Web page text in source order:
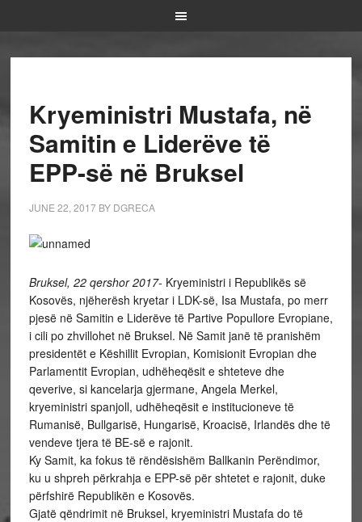
Kryeministri Mustafa, në
Samitin e Liderëve të
EPP-së në Bruksel
JUNE 22, 2017BY DGRECA
Bruksel, 22 qershor 2017- Kryeministri i Republikës së
Kosovës, njëherësh kryetar i LDK-së, Isa Mustafa, po merr
pjesë në Samitin e Liderëve të Partive Popullore Evropiane,
i cili po zhvillohet në Bruksel. Në Samit janë të pranishëm
presidentët e Këshillit Evropian, Komisionit Evropian dhe
Parlamentit Evropian, udhëheqësit e shteteve dhe
qeverive, si kancelarja gjermane, Angela Merkel,
kryeministri spanjoll, udhëheqësit e institucioneve të
Rumanisë, Bullgarisë, Hungarisë, Kroacisë, Irlandës dhe të
vendeve tjera të BE-së e rajonit.
Ky Samit, ka fokus të rëndësishëm Ballkanin Perëndimor,
ku u shpreh përkrahja e EPP-së për shtetet e rajonit, duke
përfshirë Republikën e Kosovës.
Gjatë qëndrimit në Bruksel, kryeministri Mustafa do të